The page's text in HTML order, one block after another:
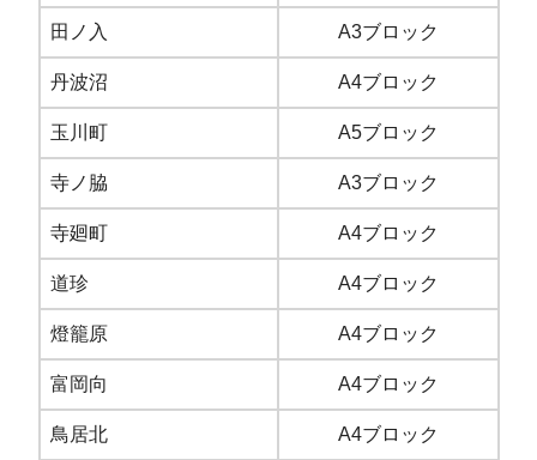
田ノ入 A3ブロック
丹波沼 A4ブロック
玉川町 A5ブロック
寺ノ脇 A3ブロック
寺廻町 A4ブロック
道珍 A4ブロック
燈籠原 A4ブロック
富岡向 A4ブロック
鳥居北 A4ブロック